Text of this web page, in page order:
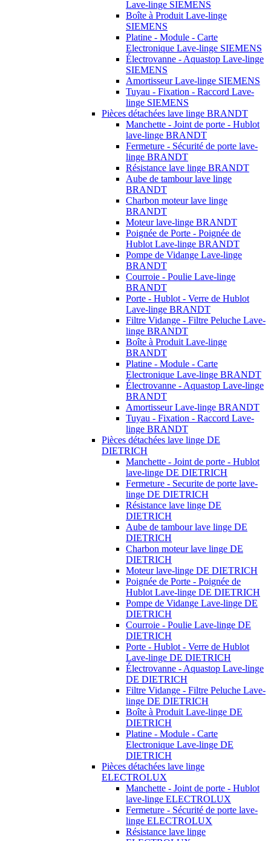
Lave-linge SIEMENS
Boîte à Produit Lave-linge
SIEMENS
Platine - Module - Carte
Electronique Lave-linge SIEMENS
Électrovanne - Aquastop Lave-linge
SIEMENS
Amortisseur Lave-linge SIEMENS
Tuyau - Fixation - Raccord Lave-
linge SIEMENS
Pièces détachées lave linge BRANDT
Manchette - Joint de porte - Hublot
lave-linge BRANDT
Fermeture - Sécurité de porte lave-
linge BRANDT
Résistance lave linge BRANDT
Aube de tambour lave linge
BRANDT
Charbon moteur lave linge
BRANDT
Moteur lave-linge BRANDT
Poignée de Porte - Poignée de
Hublot Lave-linge BRANDT
Pompe de Vidange Lave-linge
BRANDT
Courroie - Poulie Lave-linge
BRANDT
Porte - Hublot - Verre de Hublot
Lave-linge BRANDT
Filtre Vidange - Filtre Peluche Lave-
linge BRANDT
Boîte à Produit Lave-linge
BRANDT
Platine - Module - Carte
Electronique Lave-linge BRANDT
Électrovanne - Aquastop Lave-linge
BRANDT
Amortisseur Lave-linge BRANDT
Tuyau - Fixation - Raccord Lave-
linge BRANDT
Pièces détachées lave linge DE
DIETRICH
Manchette - Joint de porte - Hublot
lave-linge DE DIETRICH
Fermeture - Securite de porte lave-
linge DE DIETRICH
Résistance lave linge DE
DIETRICH
Aube de tambour lave linge DE
DIETRICH
Charbon moteur lave linge DE
DIETRICH
Moteur lave-linge DE DIETRICH
Poignée de Porte - Poignée de
Hublot Lave-linge DE DIETRICH
Pompe de Vidange Lave-linge DE
DIETRICH
Courroie - Poulie Lave-linge DE
DIETRICH
Porte - Hublot - Verre de Hublot
Lave-linge DE DIETRICH
Électrovanne - Aquastop Lave-linge
DE DIETRICH
Filtre Vidange - Filtre Peluche Lave-
linge DE DIETRICH
Boîte à Produit Lave-linge DE
DIETRICH
Platine - Module - Carte
Electronique Lave-linge DE
DIETRICH
Pièces détachées lave linge
ELECTROLUX
Manchette - Joint de porte - Hublot
lave-linge ELECTROLUX
Fermeture - Sécurité de porte lave-
linge ELECTROLUX
Résistance lave linge